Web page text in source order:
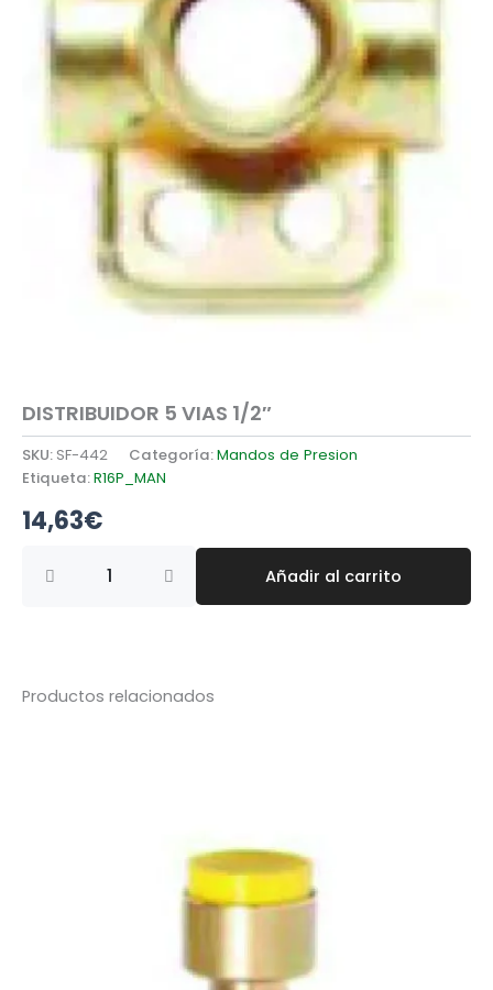
DISTRIBUIDOR 5 VIAS 1/2″
SKU: SF-442 Categoría:Mandos de Presion
Etiqueta:R16P_MAN
14,63€
Añadir al carrito
Productos relacionados